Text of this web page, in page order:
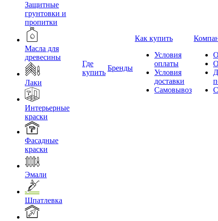
Защитные
грунтовки и
пропитки
Масла для
древесины
Лаки
Интерьерные
краски
Фасадные
краски
Эмали
Шпатлевка
Где
купить
Бренды
Как купить
Условия
оплаты
Условия
доставки
Самовывоз